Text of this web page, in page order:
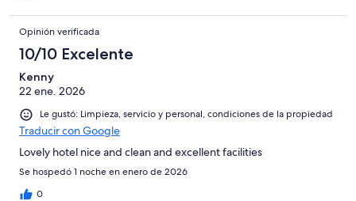
Opinión verificada
10/10 Excelente
Kenny
22 ene. 2026
Le gustó: Limpieza, servicio y personal, condiciones de la propiedad
Traducir con Google
Lovely hotel nice and clean and excellent facilities
Se hospedó 1 noche en enero de 2026
0